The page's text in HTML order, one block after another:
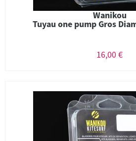
Wanikou
Tuyau one pump Gros
16,00 €